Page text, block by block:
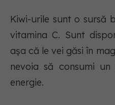
Kiwi-urile sunt o sursă
vitamina C. Sunt
așa că le vei găsi în
nevoia să consumi
energie.